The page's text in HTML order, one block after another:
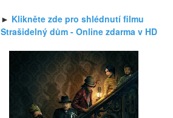
► Klikněte zde pro shlédnutí filmu
Strašidelný dům - Online zdarma v HD